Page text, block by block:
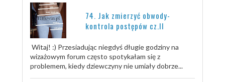
74. Jak zmierzyć obwody-
kontrola postępów cz.II
Witaj! :) Przesiadując niegdyś długie godziny na
wizażowym forum często spotykałam się z
problemem, kiedy dziewczyny nie umiały dobrze...